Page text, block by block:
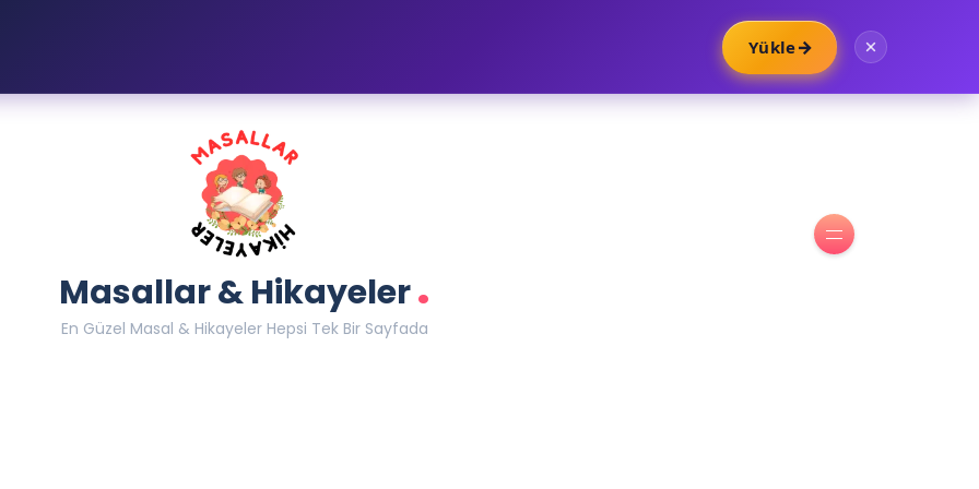
Yükle→
Masallar & Hikayeler.
En Güzel Masal & Hikayeler Hepsi Tek Bir Sayfada